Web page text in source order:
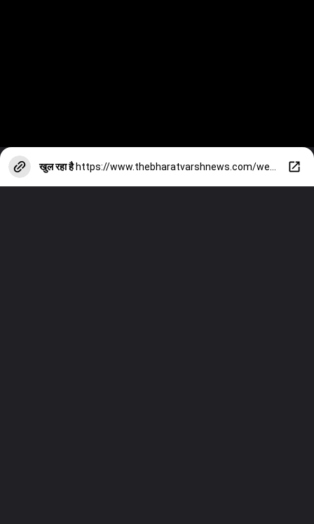
खुल रहा है https://www.thebharatvarshnews.com/webstory